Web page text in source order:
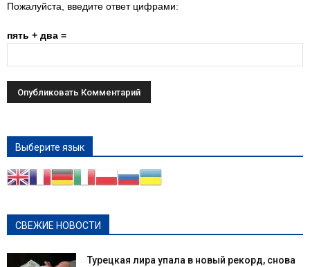
Пожалуйста, введите ответ цифрами:
пять + два =
Выберите язык
СВЕЖИЕ НОВОСТИ
Турецкая лира упала в новый рекорд, снова